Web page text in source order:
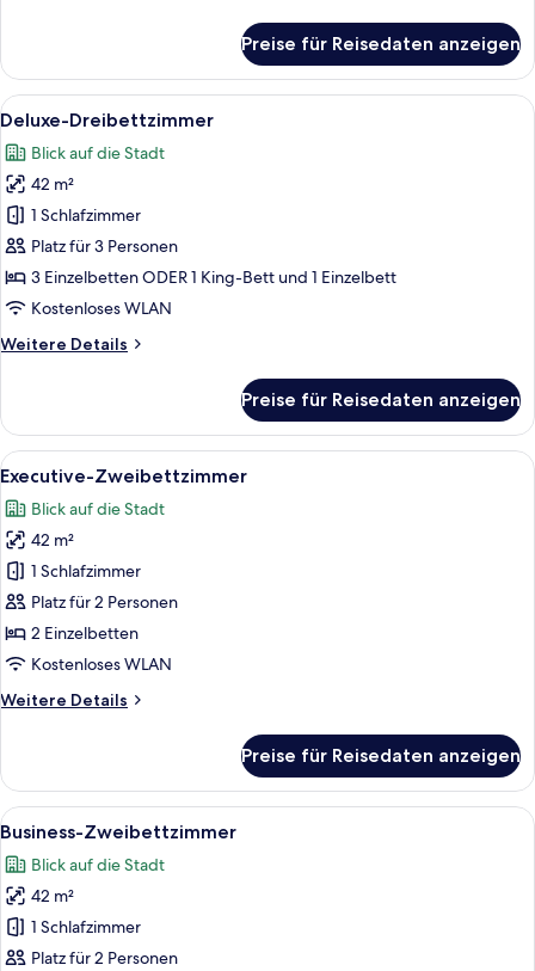
Double
Room
Preise für Reisedaten anzeigen
Alle
Fotos
für
Deluxe-
Dreibettzimmer
anzeigen
Ein Hotelzimmer mit zwei Betten,
5
Deluxe-Dreibettzimmer
Blick auf die Stadt
42 m²
1 Schlafzimmer
Platz für 3 Personen
3 Einzelbetten ODER 1 King-Bett und 1 Einzelbett
Kostenloses WLAN
Weitere Details
Weitere
Dreibettzimmer
Preise für Reisedaten anzeigen
Alle
Fotos
für
Executive-
Zweibettzimmer
anzeigen
Ein Hotelzimmer mit zwei Betten,
7
Executive-Zweibettzimmer
Blick auf die Stadt
42 m²
1 Schlafzimmer
Platz für 2 Personen
2 Einzelbetten
Kostenloses WLAN
Weitere Details
Weitere
Zweibettzimmer
Preise für Reisedaten anzeigen
Alle
Fotos
für
Business-
Zweibettzimmer
anzeigen
Ein Hotelzimmer mit zwei Betten,
6
Business-Zweibettzimmer
Blick auf die Stadt
42 m²
1 Schlafzimmer
Platz für 2 Personen